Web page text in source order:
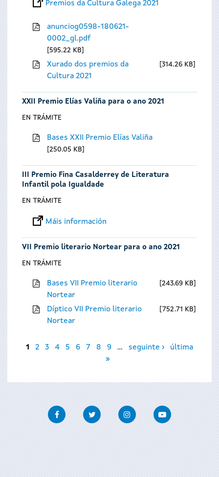
Premios da Cultura Galega 2021
anunciog0598-180621-
0002_gl.pdf
595.22 KB
Xurado dos premios da
Cultura 2021
314.26 KB
XXII Premio Elías Valiña para o ano 2021
EN TRÁMITE
Bases XXII Premio Elías Valiña
250.05 KB
III Premio Fina Casalderrey de Literatura
Infantil pola Igualdade
EN TRÁMITE
Máis información
VII Premio literario Nortear para o ano 2021
EN TRÁMITE
Bases VII Premio literario
Nortear
243.69 KB
Díptico VII Premio literario
Nortear
752.71 KB
Páxinas
1 2 3 4 5 6 7 8 9 … seguinte ›
última
»
FacebookTwitter InstagramYoutube